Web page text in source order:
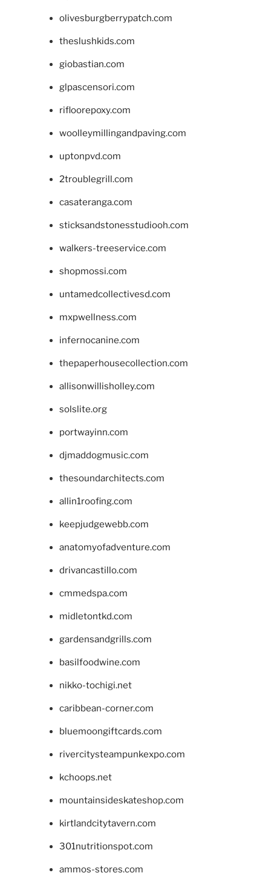
olivesburgberrypatch.com
theslushkids.com
giobastian.com
glpascensori.com
rifloorepoxy.com
woolleymillingandpaving.com
uptonpvd.com
2troublegrill.com
casateranga.com
sticksandstonesstudiooh.com
walkers-treeservice.com
shopmossi.com
untamedcollectivesd.com
mxpwellness.com
infernocanine.com
thepaperhousecollection.com
allisonwillisholley.com
solslite.org
portwayinn.com
djmaddogmusic.com
thesoundarchitects.com
allin1roofing.com
keepjudgewebb.com
anatomyofadventure.com
drivancastillo.com
cmmedspa.com
midletontkd.com
gardensandgrills.com
basilfoodwine.com
nikko-tochigi.net
caribbean-corner.com
bluemoongiftcards.com
rivercitysteampunkexpo.com
kchoops.net
mountainsideskateshop.com
kirtlandcitytavern.com
301nutritionspot.com
ammos-stores.com